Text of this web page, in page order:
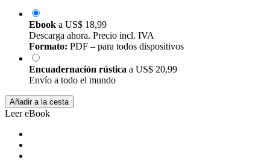
Ebook a US$ 18,99
Descarga ahora. Precio incl. IVA
Formato: PDF – para todos dispositivos
Encuadernación rústica a US$ 20,99
Envío a todo el mundo
Añadir a la cesta
Leer eBook